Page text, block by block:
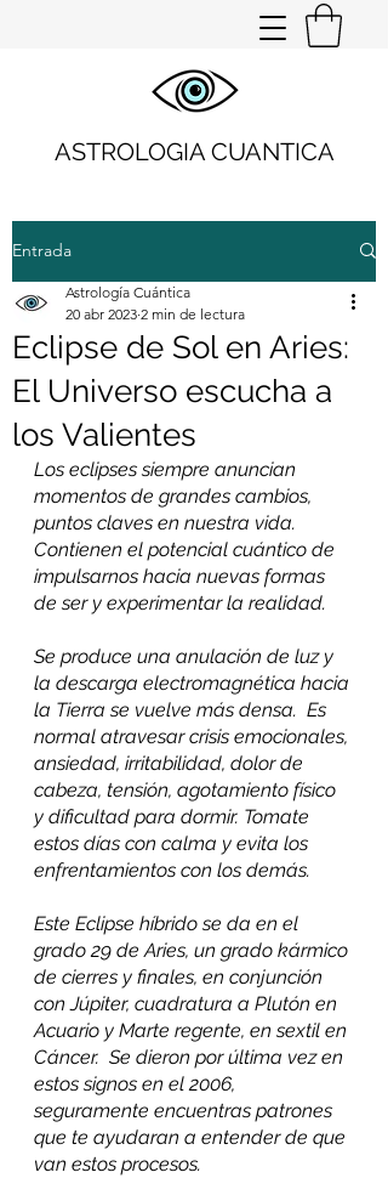
ASTROLOGIA CUANTICA
Entrada
Eclipse de Sol en Aries:
El Universo escucha a
los Valientes
Astrología Cuántica
20 abr 2023 2 min de lectura
Los eclipses siempre anuncian
momentos de grandes cambios,
puntos claves en nuestra vida.
Contienen el potencial cuántico de
impulsarnos hacia nuevas formas
de ser y experimentar la realidad.
Se produce una anulación de luz y
la descarga electromagnética hacia
la Tierra se vuelve más densa.  Es
normal atravesar crisis emocionales,
ansiedad, irritabilidad, dolor de
cabeza, tensión, agotamiento físico
y dificultad para dormir. Tomate
estos días con calma y evita los
enfrentamientos con los demás.
Este Eclipse híbrido se da en el
grado 29 de Aries, un grado kármico
de cierres y finales, en conjunción
con Júpiter, cuadratura a Plutón en
Acuario y Marte regente, en sextil en
Cáncer.  Se dieron por última vez en
estos signos en el 2006,
seguramente encuentras patrones
que te ayudaran a entender de que
van estos procesos.